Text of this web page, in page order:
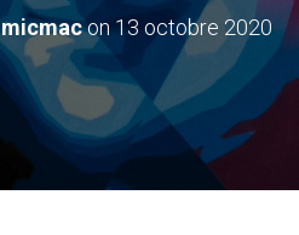
micmacon13 octobre 2020